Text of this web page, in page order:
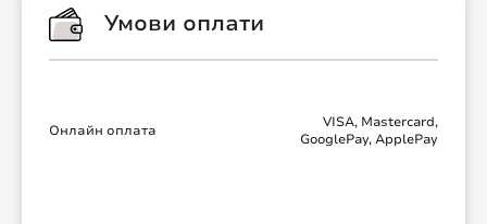
Умови оплати
Онлайн оплата
VISA, Mastercard,
GooglePay, ApplePay